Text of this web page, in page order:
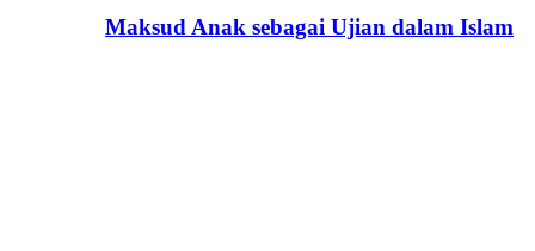
Maksud Anak sebagai Ujian dalam Islam